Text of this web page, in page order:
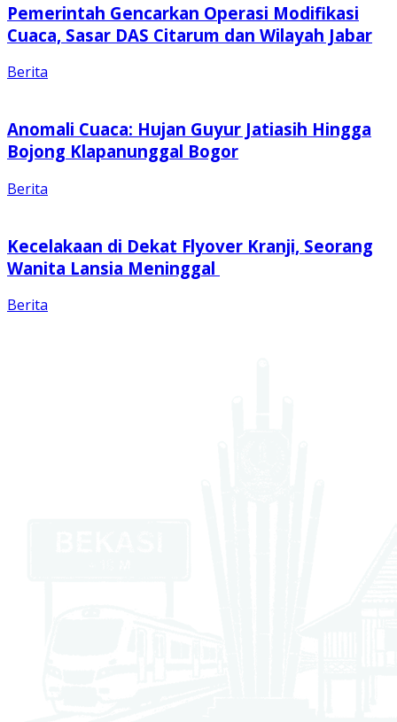
Pemerintah Gencarkan Operasi Modifikasi
Cuaca, Sasar DAS Citarum dan Wilayah Jabar
Berita
Anomali Cuaca: Hujan Guyur Jatiasih Hingga
Bojong Klapanunggal Bogor
Berita
Kecelakaan di Dekat Flyover Kranji, Seorang
Wanita Lansia Meninggal
Berita